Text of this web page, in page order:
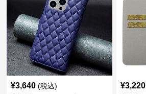
¥3,640 (税込) ¥3,220